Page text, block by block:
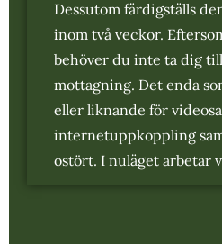
Dessutom färdigställs
inom två veckor.
behöver du inte ta dig
mottagning. Det enda
eller liknande för
internetuppkoppling
ostört. I nuläget arbetar